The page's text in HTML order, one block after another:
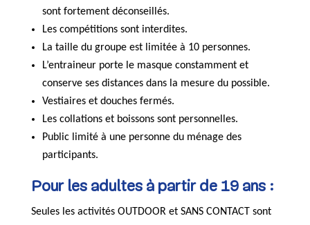
sont fortement déconseillés.
Les compétitions sont interdites.
La taille du groupe est limitée à 10 personnes.
L’entraineur porte le masque constamment et
conserve ses distances dans la mesure du possible.
Vestiaires et douches fermés.
Les collations et boissons sont personnelles.
Public limité à une personne du ménage des
participants.
Pour les adultes à partir de 19 ans :
Seules les activités OUTDOOR et SANS CONTACT sont